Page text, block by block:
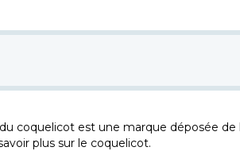
du coquelicot est une marque déposée
plus sur le coquelicot.